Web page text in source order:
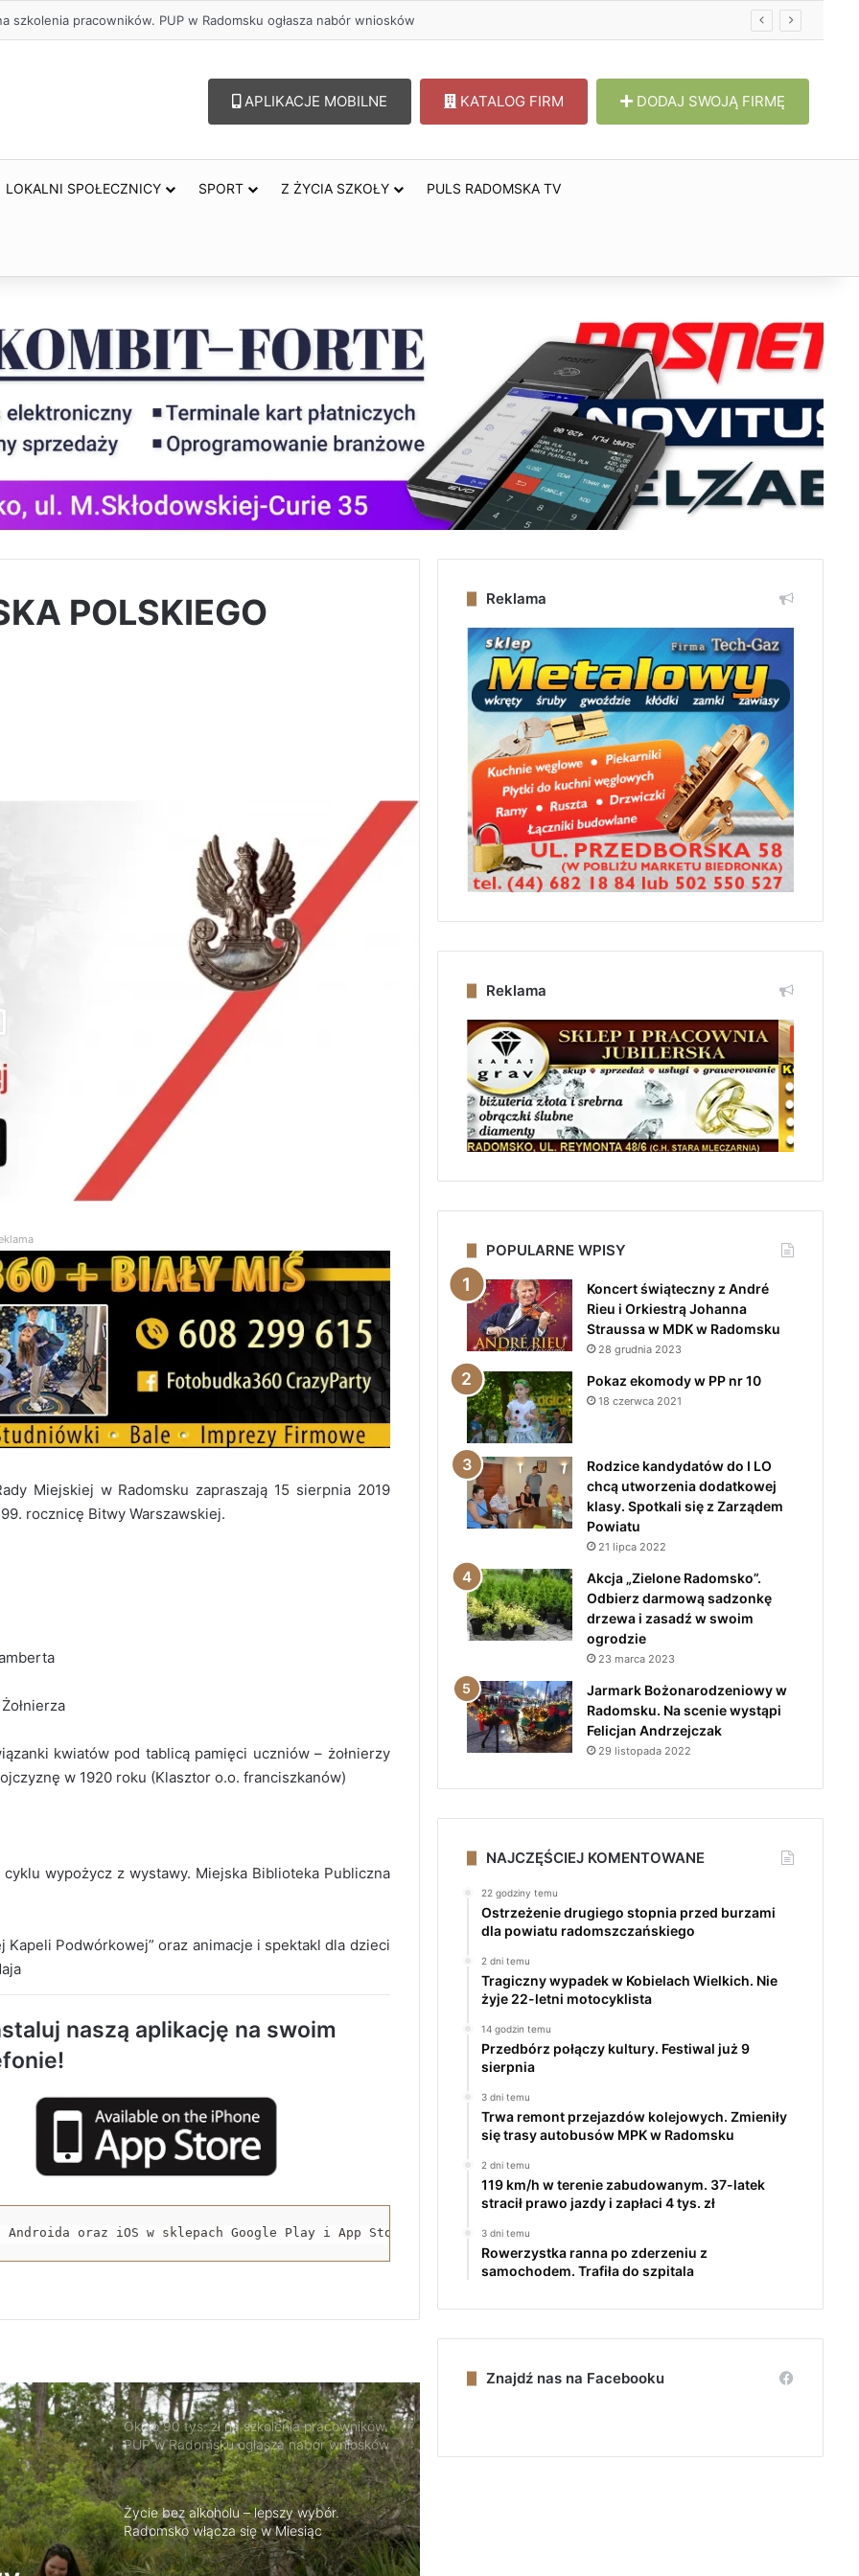
– lepszy wybór. Radomsko włącza się w Miesiąc Trzeźwości
APLIKACJE MOBILNE KATALOG FIRM DODAJ SWOJĄ FIRMĘ
LOKALNI SPOŁECZNICY SPORT Z ŻYCIA SZKOŁY PULS RADOMSKA TV
POLSKIEGO
Miejskiej w Radomsku zapraszają 15 sierpnia 2019
rocznicę Bitwy Warszawskiej.
kwiatów pod tablicą pamięci uczniów – żołnierzy
w 1920 roku (Klasztor o.o. franciszkanów)
wypożycz z wystawy. Miejska Biblioteka Publiczna
Kapeli Podwórkowej” oraz animacje i spektakl dla dzieci
naszą aplikację na swoim
oraz iOS w sklepach Google Play i App Store.
AQUARA świętuje 5. urodziny. Będą
Radomsku
Zakończył się drugi etap rozbudowy strefy
Około 90 tys. zł na szkolenia pracowników.
PUP w Radomsku ogłasza nabór wniosków
Życie bez alkoholu – lepszy wybór.
Radomsko włącza się w Miesiąc
Trzeźwości
Reklama
Reklama
POPULARNE WPISY
Koncert świąteczny z André
Rieu i Orkiestrą Johanna
Straussa w MDK w Radomsku
28 grudnia 2023
Pokaz ekomody w PP nr 10
18 czerwca 2021
Rodzice kandydatów do I LO
chcą utworzenia dodatkowej
klasy. Spotkali się z Zarządem
Powiatu
21 lipca 2022
Akcja „Zielone Radomsko”.
Odbierz darmową sadzonkę
drzewa i zasadź w swoim
ogrodzie
23 marca 2023
Jarmark Bożonarodzeniowy w
Radomsku. Na scenie wystąpi
Felicjan Andrzejczak
29 listopada 2022
NAJCZĘŚCIEJ KOMENTOWANE
22 godziny temu
Ostrzeżenie drugiego stopnia przed burzami
dla powiatu radomszczańskiego
2 dni temu
Tragiczny wypadek w Kobielach Wielkich. Nie
żyje 22-letni motocyklista
14 godzin temu
Przedbórz połączy kultury. Festiwal już 9
sierpnia
3 dni temu
Trwa remont przejazdów kolejowych. Zmieniły
się trasy autobusów MPK w Radomsku
2 dni temu
119 km/h w terenie zabudowanym. 37-latek
stracił prawo jazdy i zapłaci 4 tys. zł
3 dni temu
Rowerzystka ranna po zderzeniu z
samochodem. Trafiła do szpitala
Znajdź nas na Facebooku